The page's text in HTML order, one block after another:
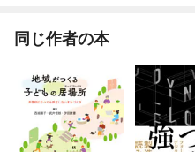
同じ作者の本